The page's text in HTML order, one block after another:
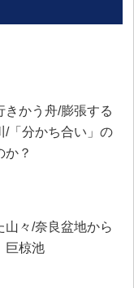
かう舟/膨張する
/「分かち合い」の
か？
々/奈良盆地から
巨椋池